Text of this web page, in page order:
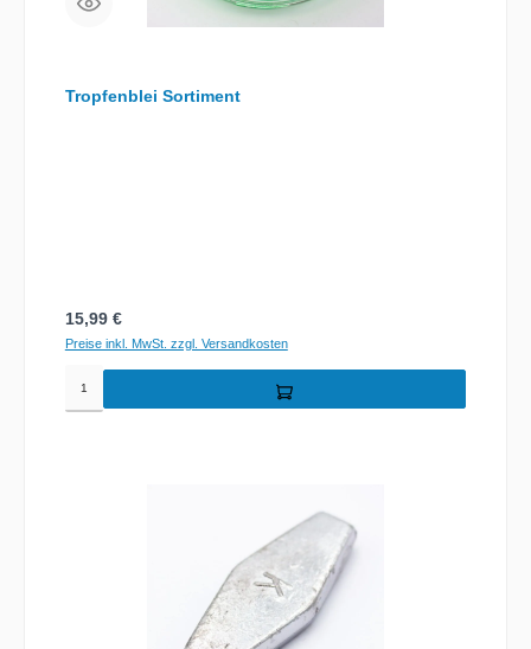
Tropfenblei Sortiment
Regulärer Preis:
15,99 €
Preise inkl. MwSt. zzgl. Versandkosten